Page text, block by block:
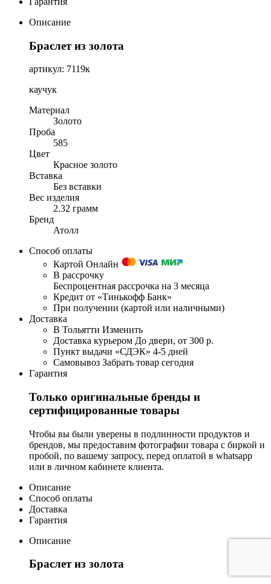
Описание
Браслет из золота
артикул: 7119к
каучук
Материал
Золото
Проба
585
Цвет
Красное золото
Вставка
Без вставки
Вес изделия
2.32 грамм
Бренд
Атолл
Способ оплаты
Картой Онлайн
В рассрочку
Беспроцентная рассрочка на 3 месяца
Кредит от «Тинькофф Банк»
При получении (картой или наличными)
Доставка
В Тольятти Изменить
Доставка курьером До двери, от 300 р.
Пункт выдачи «СДЭК» 4-5 дней
Самовывоз Забрать товар сегодня
Гарантия
Только оригинальные бренды и
сертифицированные товары
Чтобы вы были уверены в подлинности продуктов и
брендов, мы предоставим фотографии товара с биркой и
пробой, по вашему запросу, перед оплатой в whatsapp
или в личном кабинете клиента.
Описание
Способ оплаты
Доставка
Гарантия
Описание
Браслет из золота